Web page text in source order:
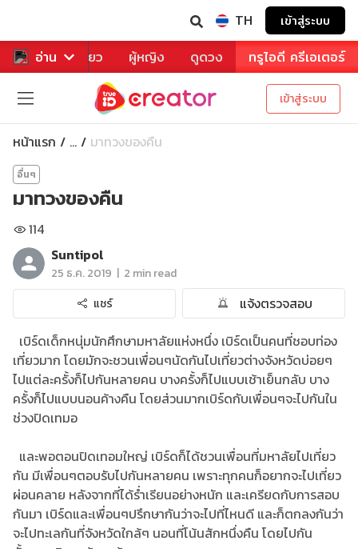
TH เข้าสู่ระบบ
อ่าน
หาร ท่องเที่ยว ผู้หญิง ดูดวง ทรูไอดี ครีเอเตอร์
เข้าสู่ระบบ
หน้าแรก ... มาทวงของคืน
อื่นๆ
มาทวงของคืน
114
Suntipol
25 ธ.ค. 2019 | 2 min read
แชร์
แจ้งตรวจสอบ
เบิร์ดเด็กหนุ่มนักศึกษามหาลัยแห่งหนึ่ง เบิร์ดเป็นคนที่ชอบท่อง
เที่ยวมาก โดยมักจะชวนเพื่อนๆนัดกันไปเที่ยวต่างจังหวัดบ่อยๆ
ไปแต่ละครั้งก็ไปกันหลายคน บางครั้งก็ไปแบบเช้าเย็นกลับ บาง
ครั้งก็ไปแบบนอนค้างคืน โดยส่วนมากเบิร์ดกับเพื่อนๆจะไปกันใน
ช่วงปิดเทมอ
และพอตอนปิดเทอมใหญ่ เบิร์ดก็ได้ชวนเพื่อนที่มหาลัยไปเที่ยว
กัน มีเพื่อนๆตอบรับไปกันหลายคน เพราะทุกคนก็อยากจะไปเที่ยว
ผ่อนคลาย หลังจากที่ได้ร่ำเรียนอย่างหนัก และเครียดกับการสอบ
กันมา เบิร์ดและเพื่อนๆปรึกษากันว่าจะไปที่ไหนดี และก็ตกลงกันว่า
จะไปทะเลกันที่จังหวัดใกล้ๆ นอนที่โน้นสักหนึ่งคืน โดยไปกัน